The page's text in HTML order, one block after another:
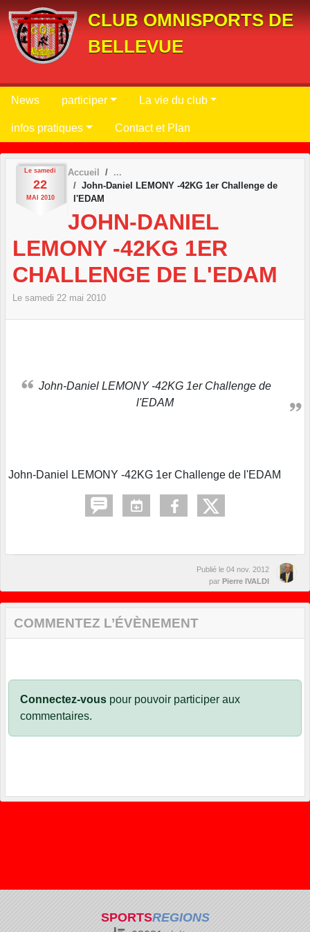
CLUB OMNISPORTS DE
BELLEVUE
News participer La vie du club
infos pratiques Contact et Plan
Le samedi
22
MAI 2010
Accueil
John-Daniel LEMONY -42KG 1er Challenge de
l'EDAM
JOHN-DANIEL
LEMONY -42KG 1ER
CHALLENGE DE L'EDAM
Le samedi 22 mai 2010
John-Daniel LEMONY -42KG 1er Challenge de
l'EDAM
John-Daniel LEMONY -42KG 1er Challenge de l'EDAM
Publié le 04 nov. 2012
par Pierre IVALDI
COMMENTEZ L’ÉVÈNEMENT
Connectez-vous pour pouvoir participer aux
commentaires.
SPORTSREGIONS
Panneau de gestion des cookies